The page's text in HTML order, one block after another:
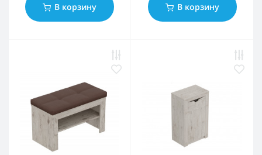
В корзину В корзину